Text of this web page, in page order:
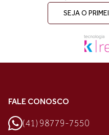
SEJA O
FALE CONOSCO
(41) 98779-7550